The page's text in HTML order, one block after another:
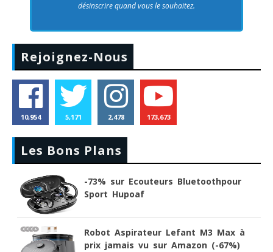
désinscrire quand vous le souhaitez.
Rejoignez-Nous
10,954 5,171 2,478 173,673
Les Bons Plans
-73% sur Ecouteurs Bluetoothpour
Sport Hupoaf
Robot Aspirateur Lefant M3 Max à
prix jamais vu sur Amazon (-67%)